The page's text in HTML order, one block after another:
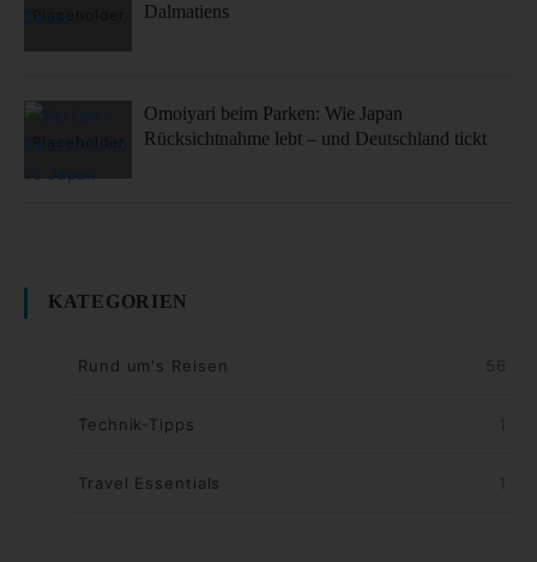
Dalmatiens
Omoiyari beim Parken: Wie Japan
Rücksichtnahme lebt – und Deutschland tickt
KATEGORIEN
Rund um's Reisen 56
Technik-Tipps 1
Travel Essentials 1